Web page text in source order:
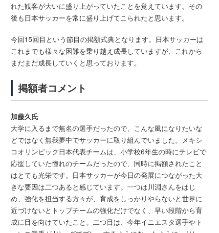
れた観客が大いに盛り上がっていたことを覚えています。その
後も日本サッカーを常に盛り上げてこられたと思います。
今回15回目という節目の掲額式典となります。日本サッカーは
これまでも様々な困難を乗り越え成長していますが、これから
まだまだ成長していくと思っております。
掲額者コメント
加藤久氏
大学に入るまで無名の選手だったので、こんな風になりたいな
どではなく無我夢中でサッカーに取り組んでいました。メキシ
コオリンピック日本代表チームは、小学校6年生の時にテレビで
応援していた憧れのチームだったので、同時に掲額されたこと
はとても光栄です。日本サッカーが今日の発展につながった大
きな要因は二つあると感じています。一つは川淵さんをはじ
め、強化を担当する方々が、育成をしっかりやらないと世界に
近づけないとトップチームの強化だけでなく、早い段階から育
成に目を向けていたこと。二つ目は、今年イニエスタ選手やト